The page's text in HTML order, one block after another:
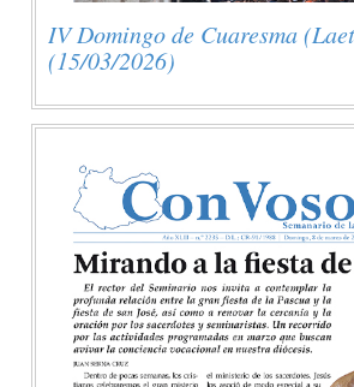
IV Domingo de Cuaresma
(15/03/2026)